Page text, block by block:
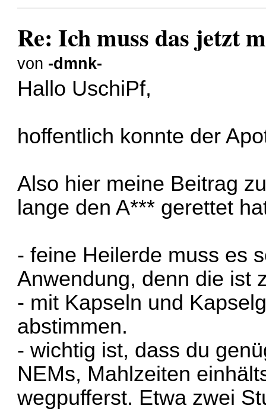
Re: Ich muss das jetzt
von -dmnk-
Hallo UschiPf,
hoffentlich konnte der
Also hier meine Beitrag
lange den A*** gerettet
- feine Heilerde muss es
Anwendung, denn die ist
- mit Kapseln und
abstimmen.
- wichtig ist, dass du
NEMs, Mahlzeiten
wegpufferst. Etwa zwei